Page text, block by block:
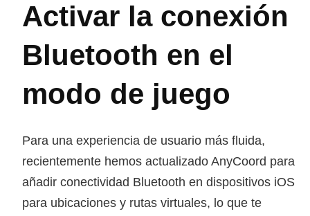
Activar la conexión
Bluetooth en el
modo de juego
Para una experiencia de usuario más fluida,
recientemente hemos actualizado AnyCoord para
añadir conectividad Bluetooth en dispositivos iOS
para ubicaciones y rutas virtuales, lo que te